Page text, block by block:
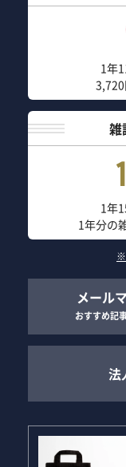
1年
3,720
雑
1年
1年分の
※
メール
おすすめ記
法